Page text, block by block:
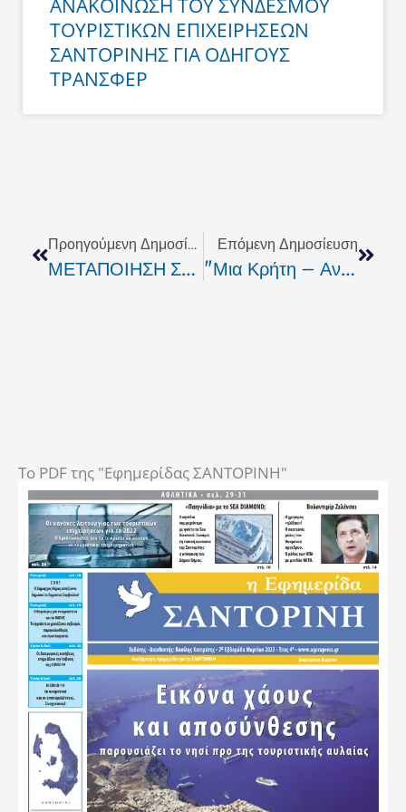
ΑΝΑΚΟΙΝΩΣΗ ΤΟΥ ΣΥΝΔΕΣΜΟΥ
ΤΟΥΡΙΣΤΙΚΩΝ ΕΠΙΧΕΙΡΗΣΕΩΝ
ΣΑΝΤΟΡΙΝΗΣ ΓΙΑ ΟΔΗΓΟΥΣ
ΤΡΑΝΣΦΕΡ
Προηγούμενη Δημοσίευση
ΜΕΤΑΠΟΙΗΣΗ ΣΤΙΣ ΝΕΕΣ ΣΥΝΘΗΚΕΣ
Επόμενη Δημοσίευση
"Μια Κρήτη – Ανηψητάκης" Για Την Περιφέρεια
To PDF της "Εφημερίδας ΣΑΝΤΟΡΙΝΗ"